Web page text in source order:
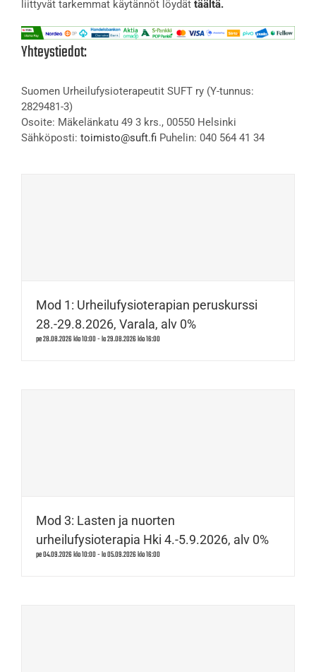
liittyvät tarkemmat käytännöt löydät täältä.
Yhteystiedot:
Suomen Urheilufysioterapeutit SUFT ry (Y-tunnus:
2829481-3)
Osoite: Mäkelänkatu 49 3 krs., 00550 Helsinki
Sähköposti: toimisto@suft.fi Puhelin: 040 564 41 34
Mod 1: Urheilufysioterapian peruskurssi
28.-29.8.2026, Varala, alv 0%
pe 28.08.2026 klo 10:00-la 29.08.2026 klo 16:00
Mod 3: Lasten ja nuorten
urheilufysioterapia Hki 4.-5.9.2026, alv 0%
pe 04.09.2026 klo 10:00-la 05.09.2026 klo 16:00